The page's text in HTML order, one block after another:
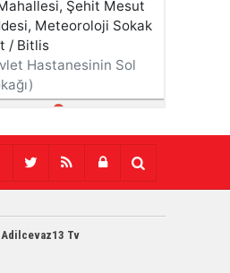
Adilcevaz13 Tv